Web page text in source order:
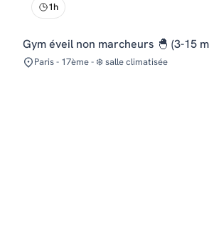
1h
Gym éveil non marcheurs 🐣 (3-15
Paris - 17ème - ❄️ salle climatisée